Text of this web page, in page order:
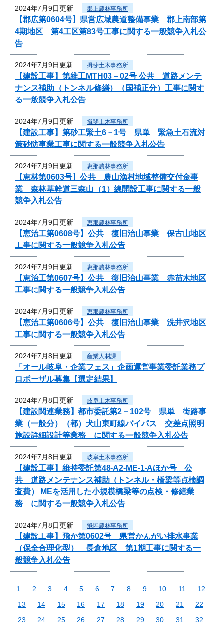
2024年7月9日更新 郡上農林事務所
【郡広第0604号】県営広域農道整備事業 郡上南部第
4期地区 第4工区第83号工事に関する一般競争入札公
告
2024年7月9日更新 揖斐土木事務所
【建設工事】第維工MTH03－02号 公共 道路メンテ
ナンス補助（トンネル修繕）（国補正分）工事に関す
る一般競争入札公告
2024年7月9日更新 揖斐土木事務所
【建設工事】第砂工緊土6－1号 県単 緊急土石流対
策砂防事業工事に関する一般競争入札公告
2024年7月9日更新 恵那農林事務所
【恵林第0603号】公共 農山漁村地域整備交付金事
業 森林基幹道三森山（1）線開設工事に関する一般
競争入札公告
2024年7月9日更新 恵那農林事務所
【恵治工第0608号】公共 復旧治山事業 保古山地区
工事に関する一般競争入札公告
2024年7月9日更新 恵那農林事務所
【恵治工第0607号】公共 復旧治山事業 赤苗木地区
工事に関する一般競争入札公告
2024年7月9日更新 恵那農林事務所
【恵治工第0606号】公共 復旧治山事業 洗井沢地区
工事に関する一般競争入札公告
2024年7月8日更新 産業人材課
「オール岐阜・企業フェス」企画運営事業委託業務プ
ロポーザル募集【選定結果】
2024年7月8日更新 岐阜土木事務所
【建設関連業務】都市委託第2－102号 県単 街路事
業（一般分）（都）犬山東町線バイパス 交差点照明
施設詳細設計等業務 に関する一般競争入札公告
2024年7月8日更新 岐阜土木事務所
【建設工事】維持委託第48-A2-ME-1-Aほか号 公
共 道路メンテナンス補助（トンネル・橋梁等点検調
査費） MEを活用した小規模橋梁等の点検・修繕業
務 に関する一般競争入札公告
2024年7月8日更新 飛騨農林事務所
【建設工事】飛か第0602号 県営かんがい排水事業
（保全合理化型） 長倉地区 第1期工事に関する一
般競争入札公告
1 2 3 4 5 6 7 8 9 10 11
12
13
14 15 16 17 18 19 20 21
22
23
24 25 26 27 28 29 30 31
32